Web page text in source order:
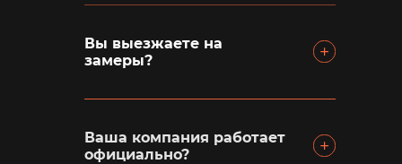
Вы выезжаете на
замеры?
Ваша компания работает
официально?